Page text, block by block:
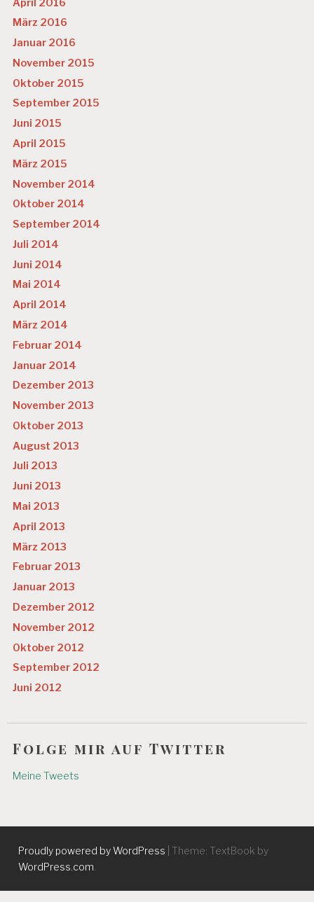
März 2016
Januar 2016
November 2015
Oktober 2015
September 2015
Juni 2015
April 2015
März 2015
November 2014
Oktober 2014
September 2014
Juli 2014
Juni 2014
Mai 2014
April 2014
März 2014
Februar 2014
Januar 2014
Dezember 2013
November 2013
Oktober 2013
August 2013
Juli 2013
Juni 2013
Mai 2013
April 2013
März 2013
Februar 2013
Januar 2013
Dezember 2012
November 2012
Oktober 2012
September 2012
Juni 2012
Folge mir auf Twitter
Meine Tweets
Proudly powered by WordPress
Theme: TextBook by
WordPress.com